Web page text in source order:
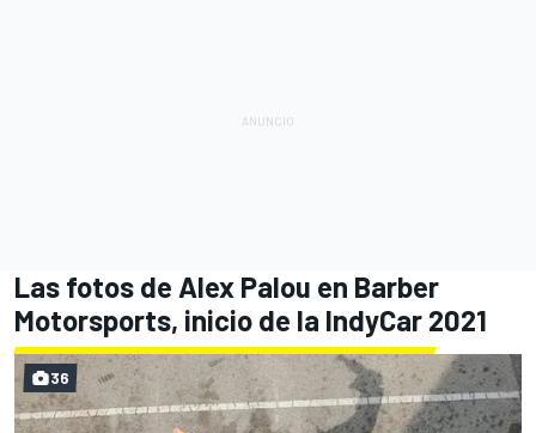
Las fotos de Alex Palou en Barber
Motorsports, inicio de la IndyCar 2021
36